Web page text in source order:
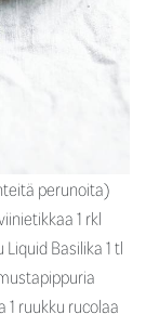
perunoita)
1 rkl
Basilika 1 tl
1 ruukku rucolaa